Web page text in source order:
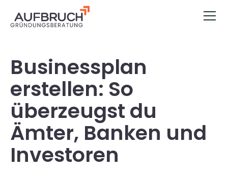
Businessplan
erstellen: So
überzeugst du
Ämter, Banken und
Investoren